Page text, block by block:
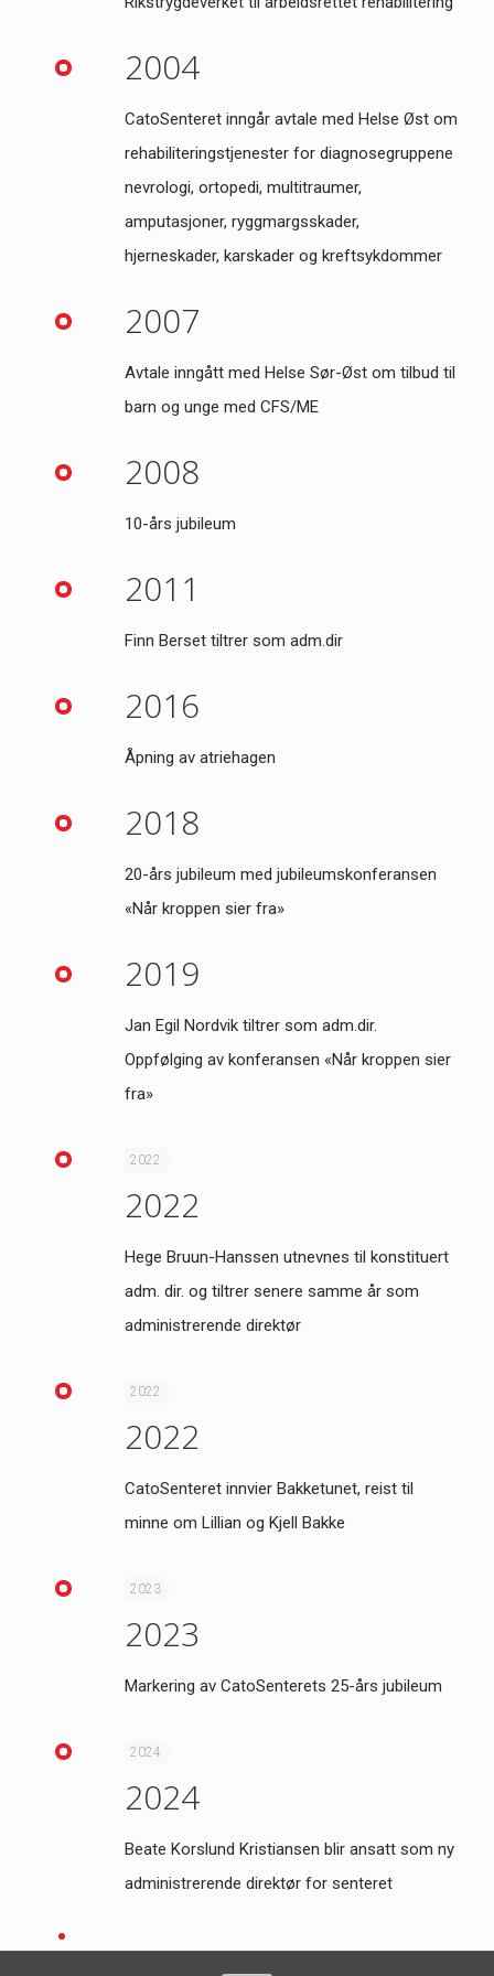
2004
CatoSenteret inngår avtale med Helse Øst om
rehabiliteringstjenester for diagnosegruppene
nevrologi, ortopedi, multitraumer,
amputasjoner, ryggmargsskader,
hjerneskader, karskader og kreftsykdommer
2007
Avtale inngått med Helse Sør-Øst om tilbud til
barn og unge med CFS/ME
2008
10-års jubileum
2011
Finn Berset tiltrer som adm.dir
2016
Åpning av atriehagen
2018
20-års jubileum med jubileumskonferansen
«Når kroppen sier fra»
2019
Jan Egil Nordvik tiltrer som adm.dir.
Oppfølging av konferansen «Når kroppen sier
fra»
2022
2022
Hege Bruun-Hanssen utnevnes til konstituert
adm. dir. og tiltrer senere samme år som
administrerende direktør
2022
2022
CatoSenteret innvier Bakketunet, reist til
minne om Lillian og Kjell Bakke
2023
2023
Markering av CatoSenterets 25-års jubileum
2024
2024
Beate Korslund Kristiansen blir ansatt som ny
administrerende direktør for senteret